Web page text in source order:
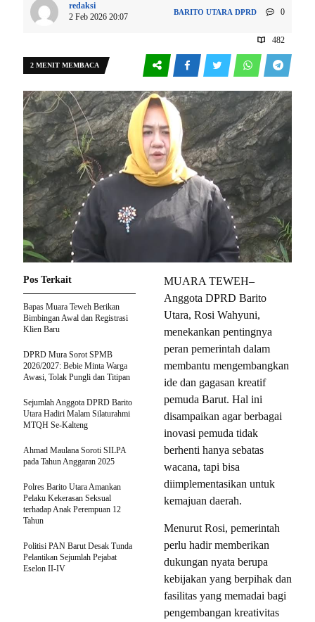
redaksi
2 Feb 2026 20:07
BARITO UTARA DPRD 0
482
2 MENIT MEMBACA
MUARA TEWEH–
Anggota DPRD Barito
Utara, Rosi Wahyuni,
menekankan pentingnya
peran pemerintah dalam
membantu mengembangkan
ide dan gagasan kreatif
pemuda Barut. Hal ini
disampaikan agar berbagai
inovasi pemuda tidak
berhenti hanya sebatas
wacana, tapi bisa
diimplementasikan untuk
kemajuan daerah.
Menurut Rosi, pemerintah
perlu hadir memberikan
dukungan nyata berupa
kebijakan yang berpihak dan
fasilitas yang memadai bagi
pengembangan kreativitas
Pos Terkait
Bapas Muara Teweh Berikan
Bimbingan Awal dan Registrasi
Klien Baru
DPRD Mura Sorot SPMB
2026/2027: Bebie Minta Warga
Awasi, Tolak Pungli dan Titipan
Sejumlah Anggota DPRD Barito
Utara Hadiri Malam Silaturahmi
MTQH Se-Kalteng
Ahmad Maulana Soroti SILPA
pada Tahun Anggaran 2025
Polres Barito Utara Amankan
Pelaku Kekerasan Seksual
terhadap Anak Perempuan 12
Tahun
Politisi PAN Barut Desak Tunda
Pelantikan Sejumlah Pejabat
Eselon II-IV